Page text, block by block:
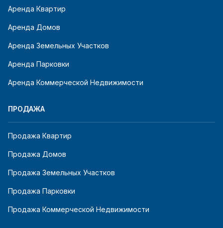
Аренда Квартир
Аренда Домов
Аренда Земельных Участков
Аренда Парковки
Аренда Коммерческой Недвижимости
ПРОДАЖА
Продажа Квартир
Продажа Домов
Продажа Земельных Участков
Продажа Парковки
Продажа Коммерческой Недвижимости